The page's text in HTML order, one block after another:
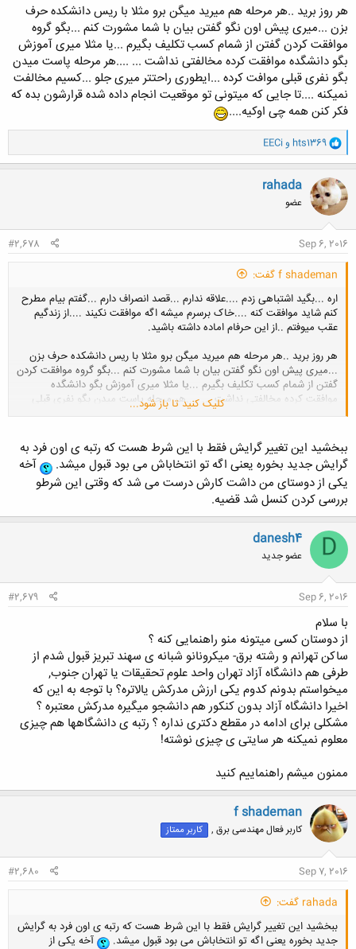
هر روز برید ..هر مرحله هم میرید میگن برو مثلا با ریس دانشکده حرف
بزن ...میری پیش اون نگو گفتن بیان با شما مشورت کنم ...بگو گروه
موافقت کردن گفتن از شمام کسب تکلیف بگیرم ...یا مثلا میری آموزش
بگو دانشگده موافقت کرده مخالفتی نداشت ... ....هر مرحله پاست میدن
بگو نفری قبلی موافت کرده ...ایطوری راحتتر میری جلو ...کسیم مخالفت
نمیکنه ....تا جایی که میتونی تو موقعیت انجام داده شده قرارشون بده که
فکر کنن همه چی اوکیه....
و
ا
ک
ن
ش
ه
ا
hts1369 و EECi
rahada
عضو
Sep 6, 2016
#2,678
f shademan گفت:
اره ...بگید اشتباهی زدم ....علاقه ندارم ...قصد انصراف دارم ...گفتم بیام مطرح
کنم شاید موافقت کنه ....خاک برسرم میشه اگه موافقت نکیند ....از زندگیم
عقب میوفتم ..از این حرفام اماده داشته باشید.
هر روز برید ..هر مرحله هم میرید میگن برو مثلا با ریس دانشکده حرف بزن
...میری پیش اون نگو گفتن بیان با شما مشورت کنم ...بگو گروه موافقت کردن
گفتن از شمام کسب تکلیف بگیرم ...یا مثلا میری آموزش بگو دانشگده
موافقت کرده مخالفتی نداشت ... ....هر مرحله پاست میدن بگو نفری قبلی
موافت کرده ...ایطوری راحتتر میری جلو ...کسیم مخالفت نمیکنه ....تا جایی
اوکیه....
کلیک کنید تا باز شود...
ببخشید این تغییر گرایش فقط با این شرط هست که رتبه ی اون فرد به
گرایش جدید بخوره یعنی اگه تو انتخاباش می بود قبول میشد.
آخه
یکی از دوستای من داشت کارش درست می شد که وقتی این شرطو
بررسی کردن کنسل شد قضیه.
D
danesh4
عضو جدید
Sep 6, 2016
#2,679
با سلام
از دوستان کسی میتونه منو راهنمایی کنه ؟
ساکن تهرانم و رشته برق- میکرونانو شبانه ی سهند تبریز قبول شدم از
طرفی هم دانشگاه آزاد تهران واحد علوم تحقیقات یا تهران جنوب,
میخواستم بدونم کدوم یکی ارزش مدرکش یالاتره؟ با توجه به این که
اخیرا دانشگاه آزاد بدون کنکور هم دانشجو میگیره مدرکش معتبره ؟
مشکلی برای ادامه در مقطع دکتری نداره ؟ رتبه ی دانشگاهها هم چیزی
معلوم نمیکنه هر سایتی ی چیزی نوشته!
ممنون میشم راهنماییم کنید
f shademan
کاربر فعال مهندسی برق , کاربر ممتاز
Sep 7, 2016
#2,680
rahada گفت:
ببخشید این تغییر گرایش فقط با این شرط هست که رتبه ی اون فرد به گرایش
جدید بخوره یعنی اگه تو انتخاباش می بود قبول میشد.
آخه یکی از